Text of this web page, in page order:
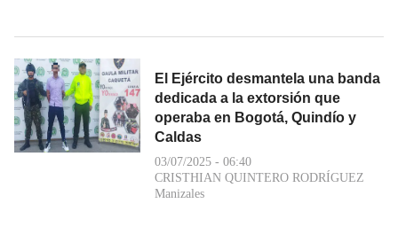
El Ejército desmantela una banda
dedicada a la extorsión que
operaba en Bogotá, Quindío y
Caldas
03/07/2025 - 06:40
CRISTHIAN QUINTERO RODRÍGUEZ
Manizales